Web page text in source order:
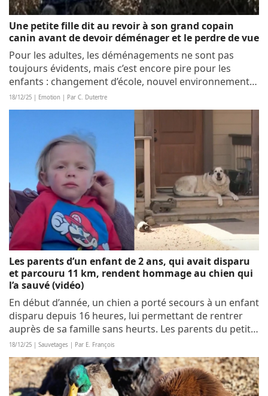
Une petite fille dit au revoir à son grand copain
canin avant de devoir déménager et le perdre de vue
Pour les adultes, les déménagements ne sont pas
toujours évidents, mais c’est encore pire pour les
enfants : changement d’école, nouvel environnement
et perte des copains, qu’ils soient humains… ou canins.
La petite fille d’Emily a ainsi dû dire...
18/12/25 | Emotion | Par C. Dutertre
Les parents d’un enfant de 2 ans, qui avait disparu
et parcouru 11 km, rendent hommage au chien qui
l’a sauvé (vidéo)
En début d’année, un chien a porté secours à un enfant
disparu depuis 16 heures, lui permettant de rentrer
auprès de sa famille sans heurts. Les parents du petit
rescapé ont tenu à lui rendre hommage, car son acte
est un geste de bravoure...
18/12/25 | Sauvetages | Par E. François